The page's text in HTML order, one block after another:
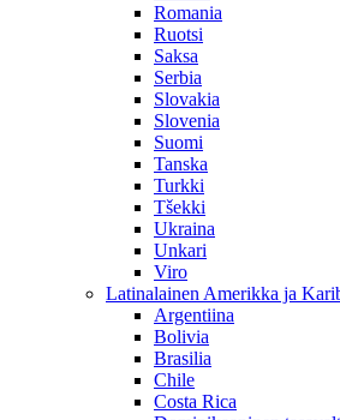
Romania
Ruotsi
Saksa
Serbia
Slovakia
Slovenia
Suomi
Tanska
Turkki
Tšekki
Ukraina
Unkari
Viro
Latinalainen Amerikka ja
Argentiina
Bolivia
Brasilia
Chile
Costa Rica